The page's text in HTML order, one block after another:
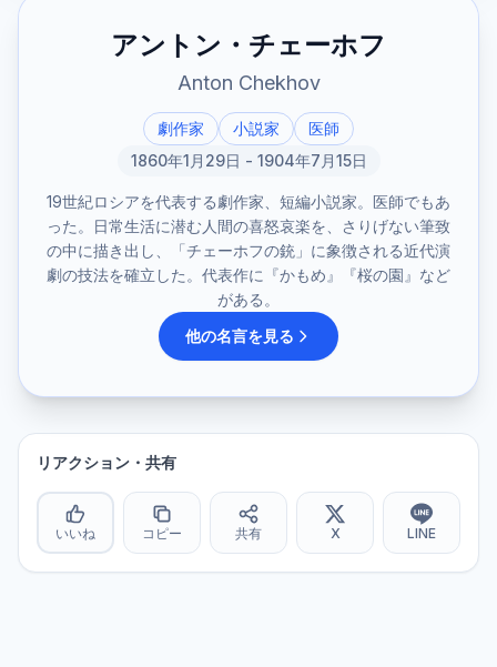
アントン・チェーホフ
Anton Chekhov
劇作家 小説家
医師
1860年1月29日 - 1904年7月15日
19世紀ロシアを代表する劇作家、短編小説家。医師でもあ
った。日常生活に潜む人間の喜怒哀楽を、さりげない筆致
の中に描き出し、「チェーホフの銃」に象徴される近代演
劇の技法を確立した。代表作に『かもめ』『桜の園』など
がある。
他の名言を見る
リアクション・共有
いいね コピー 共有 X LINE